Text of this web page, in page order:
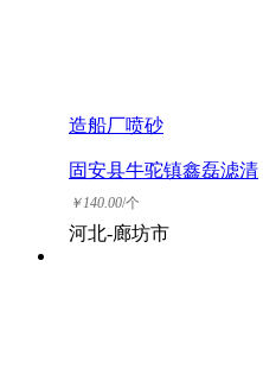
造船厂喷砂
固安县牛驼镇鑫磊滤清
器厂
￥140.00/个
河北-廊坊市